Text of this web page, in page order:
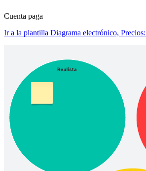
Cuenta paga
Ir a la plantilla Diagrama electrónico,